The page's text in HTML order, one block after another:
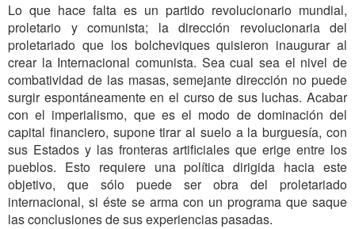
Lo que hace falta es un partido revolucionario mundial,
proletario y comunista; la dirección revolucionaria del
proletariado que los bolcheviques quisieron inaugurar al
crear la Internacional comunista. Sea cual sea el nivel de
combatividad de las masas, semejante dirección no puede
surgir espontáneamente en el curso de sus luchas. Acabar
con el imperialismo, que es el modo de dominación del
capital financiero, supone tirar al suelo a la burguesía, con
sus Estados y las fronteras artificiales que erige entre los
pueblos. Esto requiere una política dirigida hacia este
objetivo, que sólo puede ser obra del proletariado
internacional, si éste se arma con un programa que saque
las conclusiones de sus experiencias pasadas.